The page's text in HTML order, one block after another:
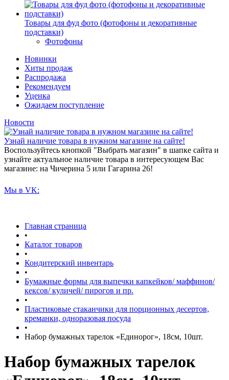
Товары для фуд фото (фотофоны и декоративные
подставки)
Фотофоны
Новинки
Хиты продаж
Распродажа
Рекомендуем
Уценка
Ожидаем поступление
Новости
Узнай наличие товара в нужном магазине на сайте!
Воспользуйтесь кнопкой "Выбрать магазин" в шапке сайта и
узнайте актуальное наличие товара в интересующем Вас
магазине: на Чичерина 5 или Гагарина 26!
Мы в VK:
Главная страница
•
Каталог товаров
•
Кондитерский инвентарь
•
Бумажные формы для выпечки капкейков/ маффинов/
кексов/ куличей/ пирогов и пр.
•
Пластиковые стаканчики для порционных десертов,
креманки, одноразовая посуда
•
Набор бумажных тарелок «Единорог», 18см, 10шт.
Набор бумажных тарелок